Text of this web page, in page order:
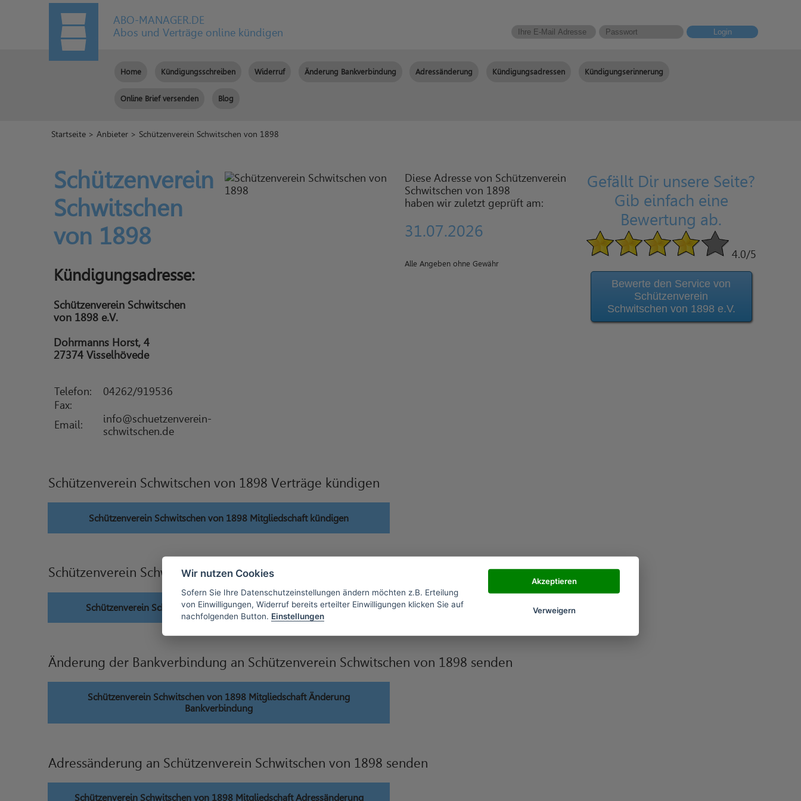
ABO-MANAGER.DE
Abos und Verträge online kündigen
Login
Home Kündigungsschreiben Widerruf Änderung Bankverbindung Adressänderung Kündigungsadressen Kündigungserinnerung
Online Brief versenden Blog
Startseite >Anbieter > Schützenverein Schwitschen von 1898
Schützenverein
Schwitschen
von 1898
Kündigungsadresse:
Schützenverein Schwitschen
von 1898 e.V.
Dohrmanns Horst, 4
27374 Visselhövede
Telefon:
04262/919536
Fax:
Email:
info@schuetzenverein-
schwitschen.de
Diese Adresse von Schützenverein
Schwitschen von 1898
haben wir zuletzt geprüft am:
31.07.2026
Alle Angeben ohne Gewähr
Gefällt Dir unsere Seite?
Gib einfach eine
Bewertung ab.
4.0/5
Bewerte den Service von
Schützenverein
Schwitschen von 1898 e.V.
Schützenverein Schwitschen von 1898 Verträge kündigen
Schützenverein Schwitschen von 1898 Mitgliedschaft kündigen
Schützenverein Schwitschen von 1898 Verträge widerrufen
Schützenverein Schwitschen von 1898 Mitgliedschaft widerrufen
Änderung der Bankverbindung an Schützenverein Schwitschen von 1898 senden
Schützenverein Schwitschen von 1898 Mitgliedschaft Änderung
Bankverbindung
Adressänderung an Schützenverein Schwitschen von 1898 senden
Schützenverein Schwitschen von 1898 Mitgliedschaft Adressänderung
Wir nutzen Cookies
Sofern Sie Ihre Datenschutzeinstellungen ändern möchten z.B. Erteilung
von Einwilligungen, Widerruf bereits erteilter Einwilligungen klicken Sie auf
nachfolgenden Button. Einstellungen
Akzeptieren
Verweigern